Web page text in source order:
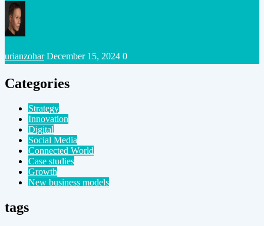
Posted
urianzohar December 15, 2024 0
Categories
Strategy
Innovation
Digital
Social Media
Connected World
Case studies
Growth
New business models
tags